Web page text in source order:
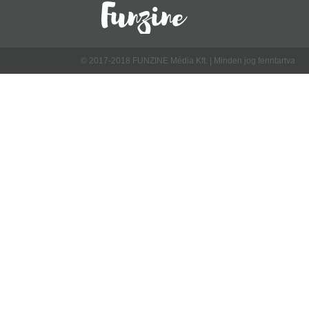
© 2017-2018 FUNZINE Média Kft. | Minden jog fenntartva